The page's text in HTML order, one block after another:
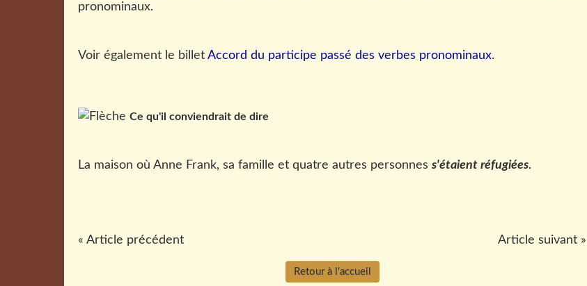
pronominaux.
Voir également le billet Accord du participe passé des verbes pronominaux.
Ce qu'il conviendrait de dire
La maison où Anne Frank, sa famille et quatre autres personnes s'étaient réfugiées.
« Article précédent Article suivant »
Retour à l'accueil